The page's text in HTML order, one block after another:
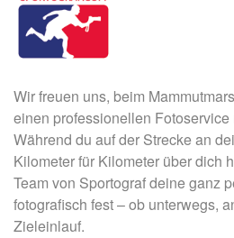
Wir freuen uns, beim
einen professionellen
Während du auf der Strecke an
Kilometer für Kilometer über dich
Team von Sportograf deine ganz
fotografisch fest – ob unterwegs,
Zieleinlauf.